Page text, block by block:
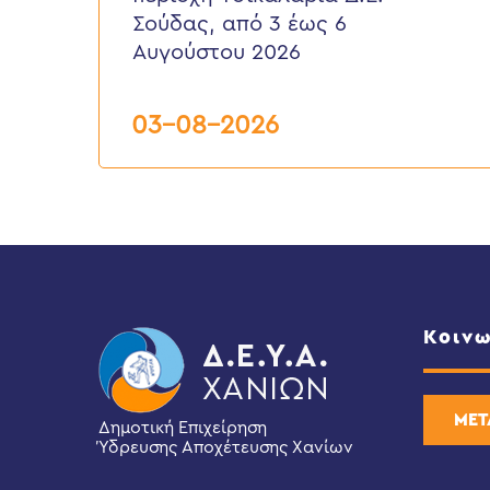
Πλαστήρα,
περιοχή
Τσικαλαριά
6
Σούδας, από 3 έως 6
Αυγούστου 2026
03-08-2026
Δημοτική Επιχείρηση
Ύδρευσης Αποχέτευσης Χανίων